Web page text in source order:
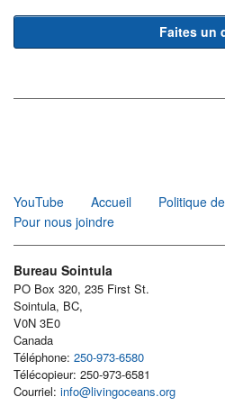
Faites un
YouTube
Accueil
Politique
Pour nous joindre
Bureau Sointula
PO Box 320, 235 First St.
Sointula, BC,
V0N 3E0
Canada
Téléphone: 250-973-6580
Télécopieur: 250-973-6581
Courriel: info@livingoceans.org